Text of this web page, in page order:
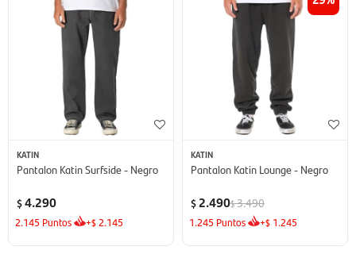
KATIN
Pantalon Katin Surfside - Negro
$4.290
2.145 Puntos +$ 2.145
KATIN
Pantalon Katin Lounge - Negro
$ 2.490$3.490
1.245 Puntos +$ 1.245